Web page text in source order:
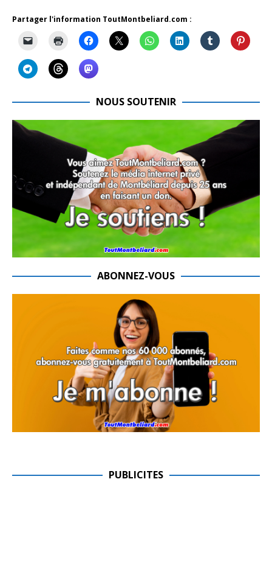
Partager l'information ToutMontbeliard.com :
NOUS SOUTENIR
ABONNEZ-VOUS
PUBLICITES